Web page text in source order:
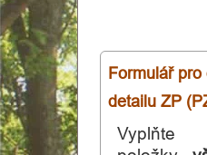
Domovská
stránka
Osobní
Formulář pro
detailu ZP